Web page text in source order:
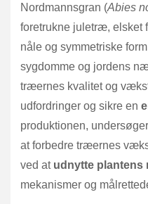
Nordmannsgran (Abies
foretrukne juletræ, elsket
nåle og symmetriske
sygdomme og jordens
træernes kvalitet og
udfordringer og sikre en
produktionen,
at forbedre træernes
ved at udnytte plantens
mekanismer og